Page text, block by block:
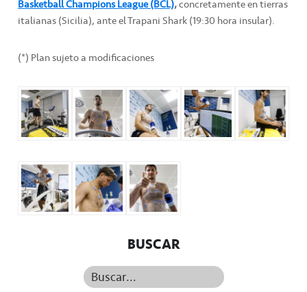
Basketball Champions League (BCL),concretamente en tierras
italianas (Sicilia), ante el Trapani Shark (19:30 hora insular).
(*) Plan sujeto a modificaciones
BUSCAR
Buscar...